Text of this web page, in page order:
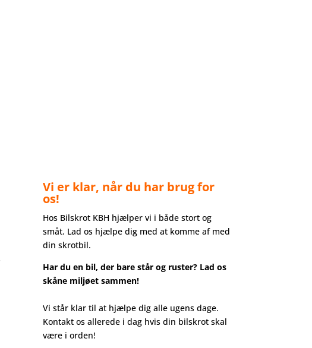
Vi er klar, når du har brug for
os!
Hos Bilskrot KBH hjælper vi i både stort og
småt. Lad os hjælpe dig med at komme af med
din skrotbil.
Har du en bil, der bare står og ruster? Lad os
skåne miljøet sammen!
Vi står klar til at hjælpe dig alle ugens dage.
Kontakt os allerede i dag hvis din bilskrot skal
være i orden!